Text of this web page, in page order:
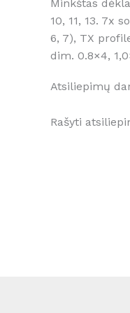
Minkštas
10, 11, 13. 7x
6, 7), TX
dim. 0.8×4,
Atsiliepimų
Rašyti